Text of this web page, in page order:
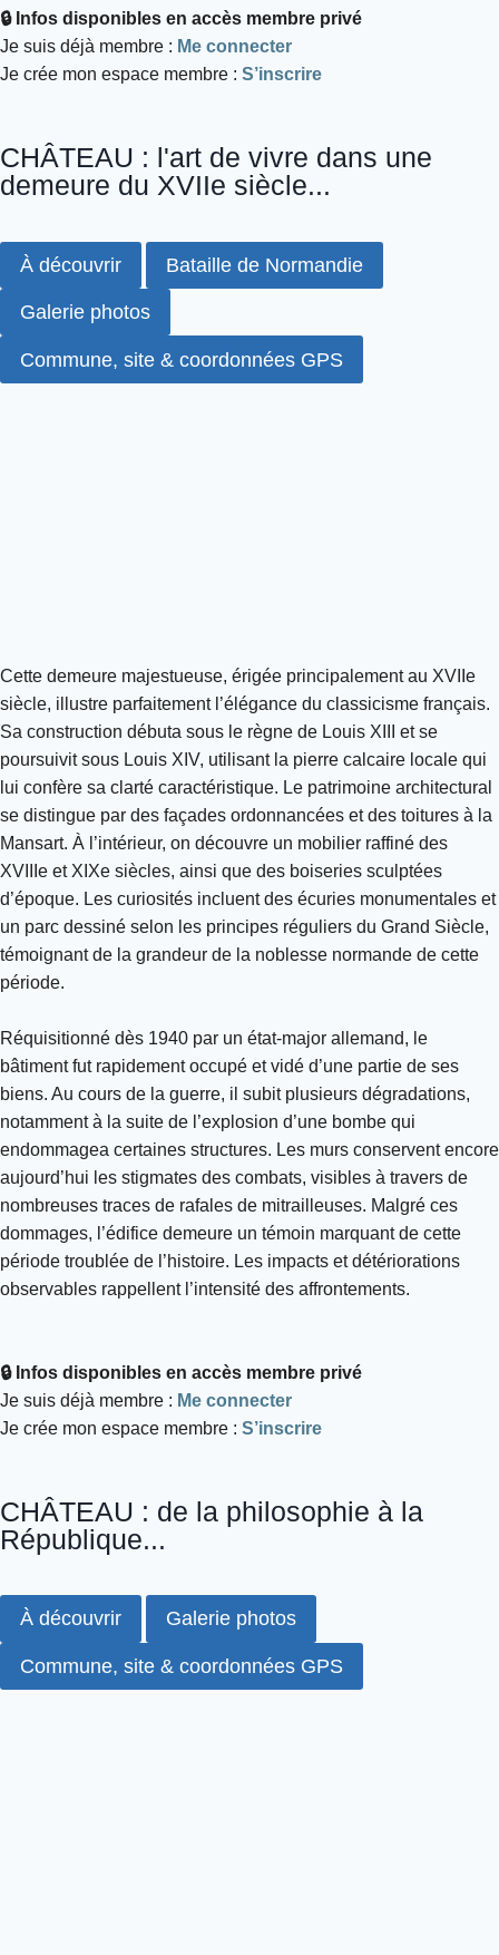
🔒 Infos disponibles en accès membre privé
Je suis déjà membre : Me connecter
Je crée mon espace membre : S’inscrire
CHÂTEAU : l'art de vivre dans une
demeure du XVIIe siècle...
À découvrir Bataille de Normandie
Galerie photos
Commune, site & coordonnées GPS
Cette demeure majestueuse, érigée principalement au XVIIe
siècle, illustre parfaitement l’élégance du classicisme français.
Sa construction débuta sous le règne de Louis XIII et se
poursuivit sous Louis XIV, utilisant la pierre calcaire locale qui
lui confère sa clarté caractéristique. Le patrimoine architectural
se distingue par des façades ordonnancées et des toitures à la
Mansart. À l’intérieur, on découvre un mobilier raffiné des
XVIIIe et XIXe siècles, ainsi que des boiseries sculptées
d’époque. Les curiosités incluent des écuries monumentales et
un parc dessiné selon les principes réguliers du Grand Siècle,
témoignant de la grandeur de la noblesse normande de cette
période.
Réquisitionné dès 1940 par un état-major allemand, le
bâtiment fut rapidement occupé et vidé d’une partie de ses
biens. Au cours de la guerre, il subit plusieurs dégradations,
notamment à la suite de l’explosion d’une bombe qui
endommagea certaines structures. Les murs conservent encore
aujourd’hui les stigmates des combats, visibles à travers de
nombreuses traces de rafales de mitrailleuses. Malgré ces
dommages, l’édifice demeure un témoin marquant de cette
période troublée de l’histoire. Les impacts et détériorations
observables rappellent l’intensité des affrontements.
🔒 Infos disponibles en accès membre privé
Je suis déjà membre : Me connecter
Je crée mon espace membre : S’inscrire
CHÂTEAU : de la philosophie à la
République...
À découvrir Galerie photos
Commune, site & coordonnées GPS